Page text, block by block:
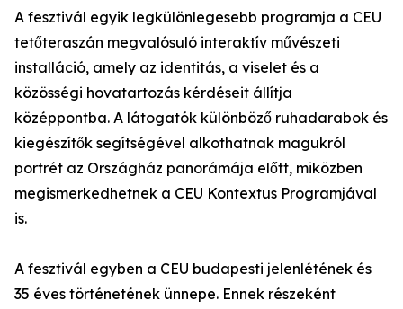
A fesztivál egyik legkülönlegesebb programja a CEU
tetőteraszán megvalósuló interaktív művészeti
installáció, amely az identitás, a viselet és a
közösségi hovatartozás kérdéseit állítja
középpontba. A látogatók különböző ruhadarabok és
kiegészítők segítségével alkothatnak magukról
portrét az Országház panorámája előtt, miközben
megismerkedhetnek a CEU Kontextus Programjával
is.
A fesztivál egyben a CEU budapesti jelenlétének és
35 éves történetének ünnepe. Ennek részeként